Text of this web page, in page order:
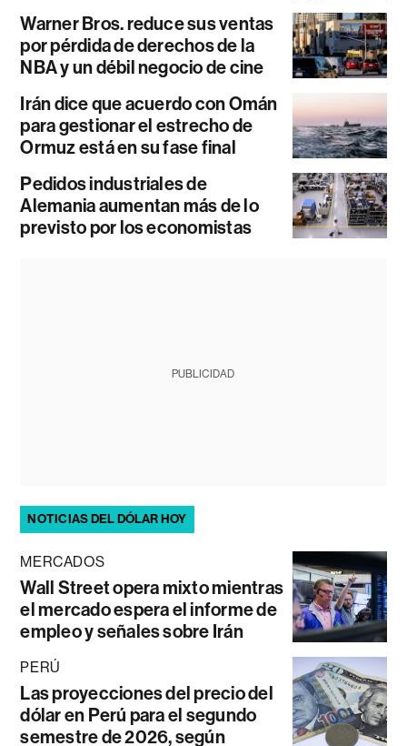
Warner Bros. reduce sus ventas
por pérdida de derechos de la
NBA y un débil negocio de cine
Irán dice que acuerdo con Omán
para gestionar el estrecho de
Ormuz está en su fase final
Pedidos industriales de
Alemania aumentan más de lo
previsto por los economistas
PUBLICIDAD
NOTICIAS DEL DÓLAR HOY
MERCADOS
Wall Street opera mixto mientras
el mercado espera el informe de
empleo y señales sobre Irán
PERÚ
Las proyecciones del precio del
dólar en Perú para el segundo
semestre de 2026, según